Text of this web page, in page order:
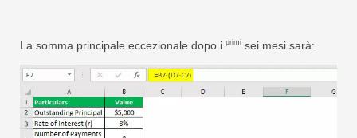
La somma principale eccezionale dopo i primi sei mesi sarà: